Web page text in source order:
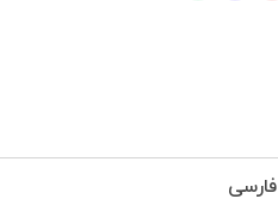
فارسی